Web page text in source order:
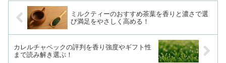
ミルクティーのおすすめ茶葉を香りと濃さで選
び満足をやさしく高める！
カレルチャペックの評判を香り強度やギフト性
まで読み解き選ぶ！